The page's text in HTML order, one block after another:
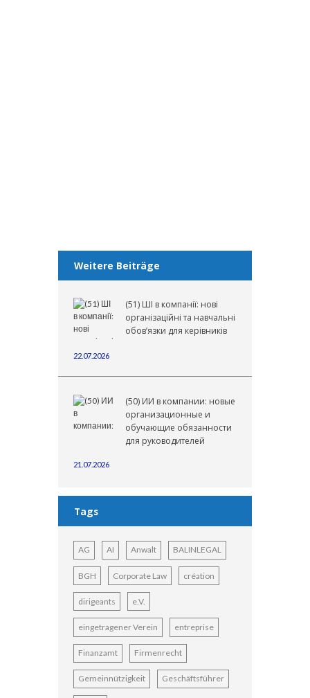
Weitere Beiträge
(51) ШІ в компанії: нові
організаційні та навчальні
обов’язки для керівників
22.07.2026
(50) ИИ в компании: новые
организационные и
обучающие обязанности
для руководителей
21.07.2026
Tags
AG AI Anwalt BALINLEGAL
BGH Corporate Law création
dirigeants e.V.
eingetragener Verein entreprise
Finanzamt Firmenrecht
Gemeinnützigkeit Geschäftsführer